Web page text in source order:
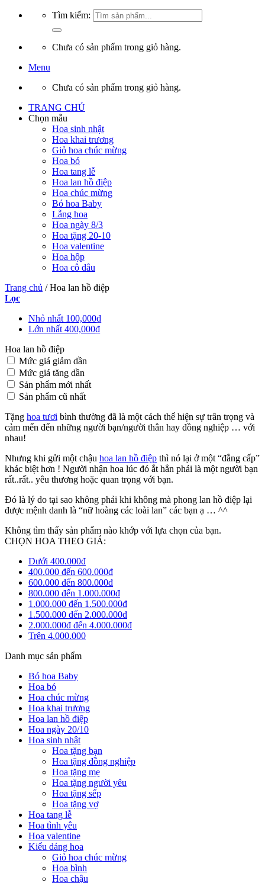
Tìm kiếm:
Chưa có sản phẩm trong giỏ hàng.
Menu
Chưa có sản phẩm trong giỏ hàng.
TRANG CHỦ
Chọn mẫu
Hoa sinh nhật
Hoa khai trương
Giỏ hoa chúc mừng
Hoa bó
Hoa tang lễ
Hoa lan hồ điệp
Hoa chúc mừng
Bó hoa Baby
Lẵng hoa
Hoa ngày 8/3
Hoa tặng 20-10
Hoa valentine
Hoa hộp
Hoa cô dâu
Trang chủ /Hoa lan hồ điệp
Lọc
Nhỏ nhất 100,000₫
Lớn nhất 400,000₫
Hoa lan hồ điệp
Mức giá giảm dần
Mức giá tăng dần
Sản phẩm mới nhất
Sản phẩm cũ nhất
Tặng hoa tươi bình thường đã là một cách thể hiện sự trân trọng và
cảm mến đến những người bạn/người thân hay đồng nghiệp … với
nhau!
Nhưng khi gửi một chậu hoa lan hồ điệp thì nó lại ở một “đẳng cấp”
khác biệt hơn ! Người nhận hoa lúc đó ắt hẳn phải là một người bạn
rất..rất.. yêu thương hoặc quan trọng với bạn.
Đó là lý do tại sao không phải khi không mà phong lan hồ điệp lại
được mệnh danh là “nữ hoàng các loài lan” các bạn ạ … ^^
Không tìm thấy sản phẩm nào khớp với lựa chọn của bạn.
CHỌN HOA THEO GIÁ:
Dưới 400.000đ
400.000 đến 600.000đ
600.000 đến 800.000đ
800.000 đến 1.000.000đ
1.000.000 đến 1.500.000đ
1.500.000 đến 2.000.000đ
2.000.000đ đến 4.000.000đ
Trên 4.000.000
Danh mục sản phẩm
Bó hoa Baby
Hoa bó
Hoa chúc mừng
Hoa khai trương
Hoa lan hồ điệp
Hoa ngày 20/10
Hoa sinh nhật
Hoa tặng bạn
Hoa tặng đồng nghiệp
Hoa tặng mẹ
Hoa tặng người yêu
Hoa tặng sếp
Hoa tặng vợ
Hoa tang lễ
Hoa tình yêu
Hoa valentine
Kiểu dáng hoa
Giỏ hoa chúc mừng
Hoa bình
Hoa chậu